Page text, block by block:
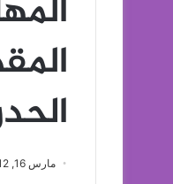
مارس 16, 2012